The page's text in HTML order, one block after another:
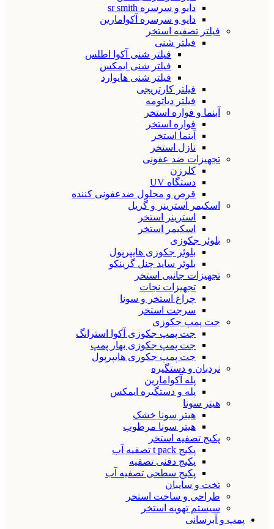
دایو و سرسره sr smith
دایو و سرسره آکوامارین
فیلتر تصفیه استخر
فیلتر شنی
فیلتر شنی آکوا اطلس
فیلتر شنی ایمکس
فیلتر شنی هایوارد
فیلتر کارتریجی
فیلتر دیاتومه
آبنما و فواره استخر
فواره استخر
آبنما استخر
نازل استخر
تجهیزات ضد عفونی
کلرزن
دستگاه UV
قرص و محلول ضدعفونی کننده
اسکیمر استرینر و گریل
استرینر استخر
اسکیمر استخر
بلوئر جکوزی
بلوئر جکوزی هایپرپول
بلوئر ساید چنل گرینکو
تجهیزات جانبی استخر
تجهیزات نجات
چراغ استخر و سونا
سرجت استخر
جت پمپ جکوزی
جت پمپ جکوزی آکوا استرانگ
جت پمپ جکوزی بهار پمپ
جت پمپ جکوزی هایپرپول
نردبان و دستگیره
پله آکوامارین
پله و دستگیره ایمکس
هیتر سونا
هیتر سونا خشک
هیتر سونا مرطوب
پکیج تصفیه استخر
پکیج t pack تصفیه آب
پکیج دفنی تصفیه
پکیج سطحی تصفیه آب
تخت و سایبان
طراحی و ساخت استخر
سیستم تهویه استخر
پمپ و آبرسانی